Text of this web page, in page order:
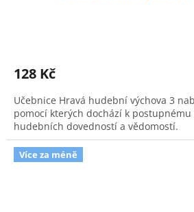
128 Kč
Učebnice Hravá hudební výchova 3
pomocí kterých dochází k postupnému
hudebních dovedností a vědomostí.
Více za méně